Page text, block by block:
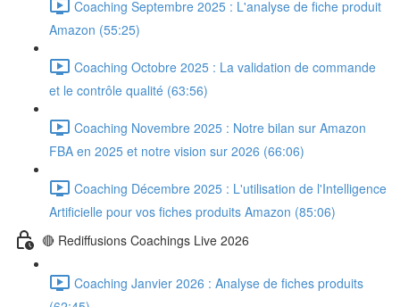
Coaching Septembre 2025 : L'analyse de fiche produit
Amazon (55:25)
Coaching Octobre 2025 : La validation de commande
et le contrôle qualité (63:56)
Coaching Novembre 2025 : Notre bilan sur Amazon
FBA en 2025 et notre vision sur 2026 (66:06)
Coaching Décembre 2025 : L'utilisation de l'Intelligence
Artificielle pour vos fiches produits Amazon (85:06)
🔴 Rediffusions Coachings Live 2026
Coaching Janvier 2026 : Analyse de fiches produits